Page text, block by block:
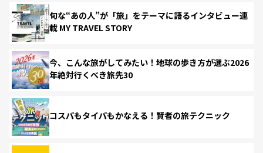
旬な“あの人”が「旅」をテーマに語るインタビュー連
載 MY TRAVEL STORY
今、こんな旅がしてみたい！地球の歩き方が選ぶ2026
年絶対行くべき旅先30
コスパもタイパもかなえる！賢者の旅テクニック